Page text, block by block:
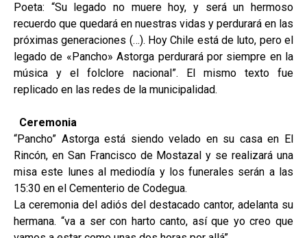
Poeta: “Su legado no muere hoy, y será un hermoso
recuerdo que quedará en nuestras vidas y perdurará en las
próximas generaciones (…). Hoy Chile está de luto, pero el
legado de «Pancho» Astorga perdurará por siempre en la
música y el folclore nacional”. El mismo texto fue
replicado en las redes de la municipalidad.
Ceremonia
“Pancho” Astorga está siendo velado en su casa en El
Rincón, en San Francisco de Mostazal y se realizará una
misa este lunes al mediodía y los funerales serán a las
15:30 en el Cementerio de Codegua.
La ceremonia del adiós del destacado cantor, adelanta su
hermana. “va a ser con harto canto, así que yo creo que